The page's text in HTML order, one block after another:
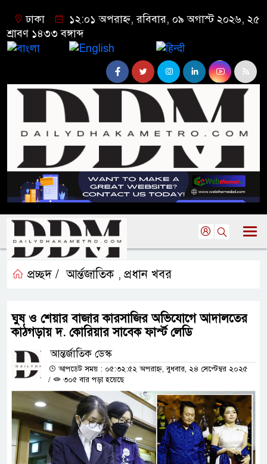
ঢাকা
১২:০১ অপরাহ্ন, রবিবার, ০৯ অগাস্ট ২০২৬, ২৫
শ্রাবণ ১৪৩৩ বঙ্গাব্দ
প্রচ্ছদ / আর্ন্তজাতিক , প্রধান খবর
ঘুষ ও শেয়ার বাজার কারসাজির অভিযোগে আদালতের
কাঠগড়ায় দ. কোরিয়ার সাবেক ফার্স্ট লেডি
আন্তর্জাতিক ডেস্ক
আপডেট সময় : ০৫:৩২:৫২ অপরাহ্ন, বুধবার, ২৪ সেপ্টেম্বর ২০২৫
/
৩০৫ বার পড়া হয়েছে